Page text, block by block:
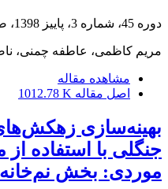
دوره 45، شماره 3، پاییز 1398، صفحه
مریم کاظمی، عاطفه چمنی،
مشاهده مقاله
اصل مقاله 1012.78 K
بهینه‌سازی
موردی: بخش